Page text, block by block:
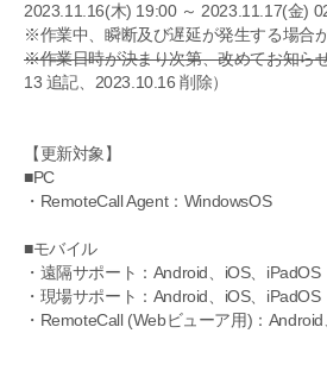
2023.11.16(木) 19:00 ～ 2023.11.17(金)
※作業中、瞬断及び遅延が発生する場合
※作業日時が決まり次第、改めてお知ら
13 追記、2023.10.16 削除）
【更新対象】
■PC
・RemoteCall Agent：WindowsOS
■モバイル
・遠隔サポート：Android、iOS、iPadOS
・現場サポート：Android、iOS、iPadOS
・RemoteCall (Webビューア用)：